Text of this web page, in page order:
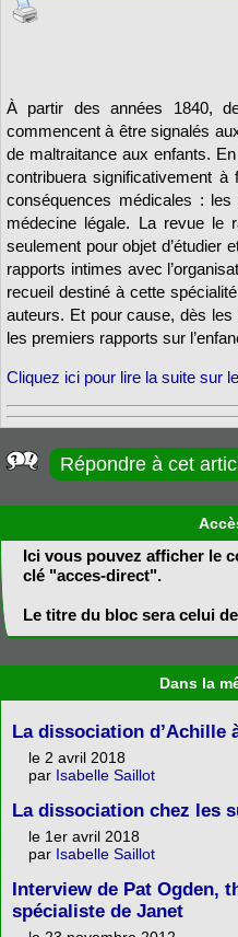
À partir des années 1840,
commencent à être signalés
de maltraitance aux enfants.
contribuera significativement
conséquences médicales : les
médecine légale. La revue le
seulement pour objet d’étudier
rapports intimes avec
recueil destiné à cette
auteurs. Et pour cause, dès
les premiers rapports sur
Cliquez ici pour lire la suite sur
Répondre à cet
Ici vous pouvez afficher le
clé "acces-direct".
Le titre du bloc sera celui
Dans la
La dissociation d’Achille
le 2 avril 2018
par Isabelle Saillot
La dissociation chez les
le 1er avril 2018
par Isabelle Saillot
Interview de Pat Ogden,
spécialiste de Janet